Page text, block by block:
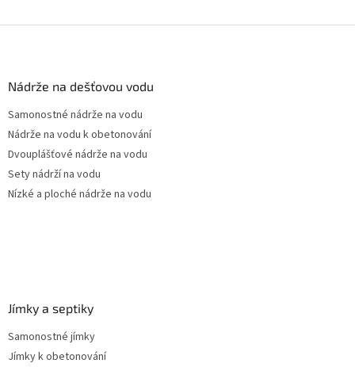
Nádrže na dešťovou vodu
Samonostné nádrže na vodu
Nádrže na vodu k obetonování
Dvouplášťové nádrže na vodu
Sety nádrží na vodu
Nízké a ploché nádrže na vodu
Jímky a septiky
Samonostné jímky
Jímky k obetonování